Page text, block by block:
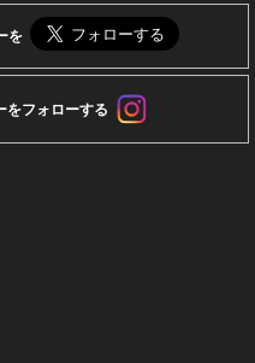
を
フォローする